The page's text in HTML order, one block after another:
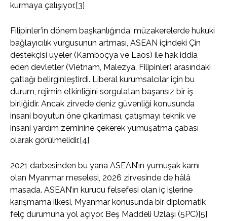
kurmaya çalışıyor.[3]
Filipinler’in dönem başkanlığında, müzakerelerde hukuki
bağlayıcılık vurgusunun artması, ASEAN içindeki Çin
destekçisi üyeler (Kamboçya ve Laos) ile hak iddia
eden devletler (Vietnam, Malezya, Filipinler) arasındaki
çatlağı belirginleştirdi. Liberal kurumsalcılar için bu
durum, rejimin etkinliğini sorgulatan başarısız bir iş
birliğidir. Ancak zirvede deniz güvenliği konusunda
insani boyutun öne çıkarılması, çatışmayı teknik ve
insani yardım zeminine çekerek yumuşatma çabası
olarak görülmelidir.[4]
2021 darbesinden bu yana ASEAN’ın yumuşak karnı
olan Myanmar meselesi, 2026 zirvesinde de hâlâ
masada. ASEAN’ın kurucu felsefesi olan iç işlerine
karışmama ilkesi, Myanmar konusunda bir diplomatik
felç durumuna yol açıyor. Beş Maddeli Uzlaşı (5PC)[5]